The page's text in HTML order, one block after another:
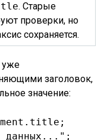
. Старые
проверки, но
сохраняется.
уже
заголовок,
значение:
данных...";